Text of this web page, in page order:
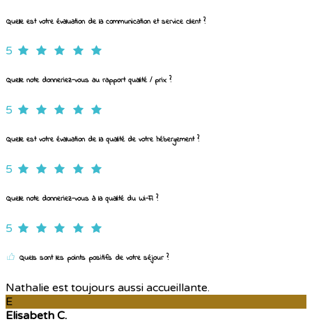
Quelle est votre évaluation de la communication et service client ?
5
Quelle note donneriez-vous au rapport qualité / prix ?
5
Quelle est votre évaluation de la qualité de votre hébergement ?
5
Quelle note donneriez-vous à la qualité du Wi-Fi ?
5
Quels sont les points positifs de votre séjour ?
Nathalie est toujours aussi accueillante.
E
Elisabeth C.